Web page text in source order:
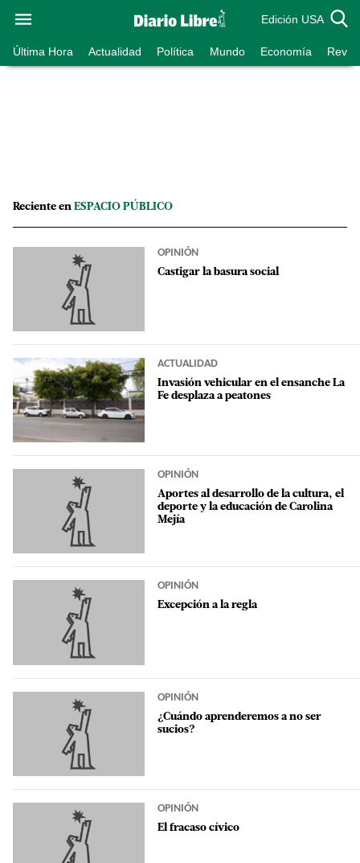
Edición USA
Última Hora Actualidad Política Mundo Economía
Reciente en ESPACIO PÚBLICO
OPINIÓN
Castigar la basura social
ACTUALIDAD
Invasión vehicular en el ensanche La
Fe desplaza a peatones
OPINIÓN
Aportes al desarrollo de la cultura, el
deporte y la educación de Carolina
Mejía
OPINIÓN
Excepción a la regla
OPINIÓN
¿Cuándo aprenderemos a no ser
sucios?
OPINIÓN
El fracaso cívico